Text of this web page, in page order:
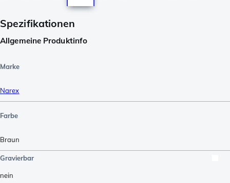
Spezifikationen
Allgemeine Produktinfo
Marke
Narex
Farbe
Braun
Gravierbar
nein